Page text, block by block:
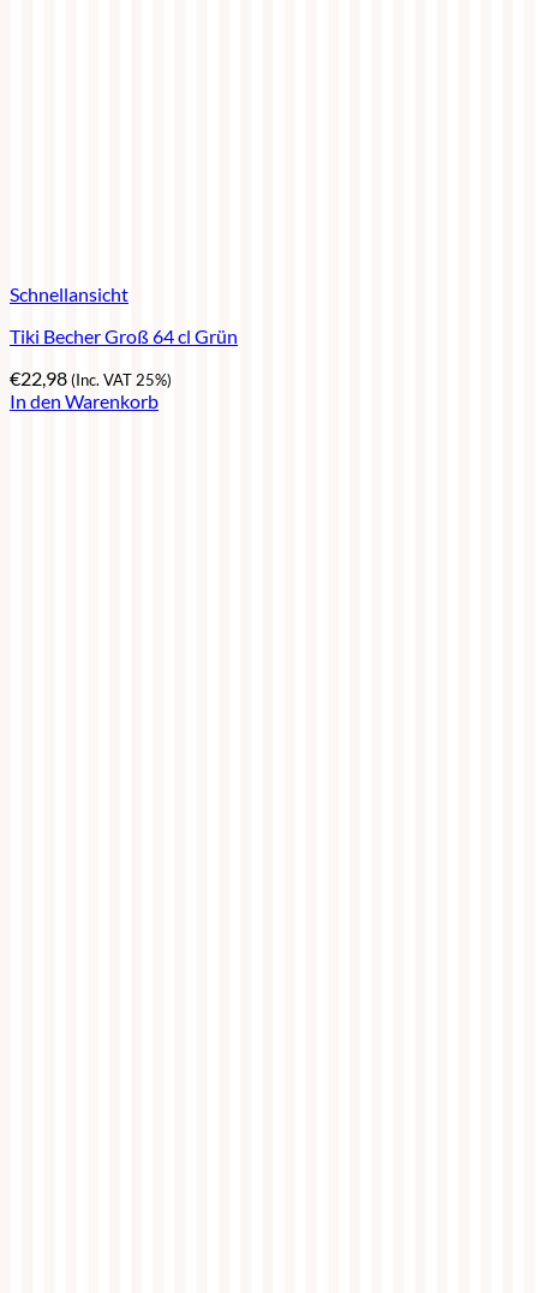
Schnellansicht
Tiki Becher Groß 64 cl Grün
€22,98(Inc. VAT 25%)
In den Warenkorb